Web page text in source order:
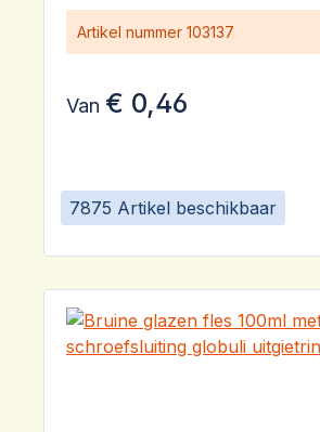
7875 Artikel beschikbaar
Artikel nummer 103137
Van € 0,46